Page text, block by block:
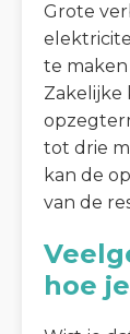
Grote
te
Zakelijke
tot drie
kan de
van de
hoe